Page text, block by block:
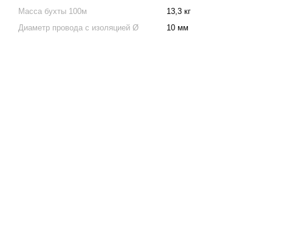
Масса бухты 100м
13,3 кг
Диаметр провода с изоляцией Ø
10 мм